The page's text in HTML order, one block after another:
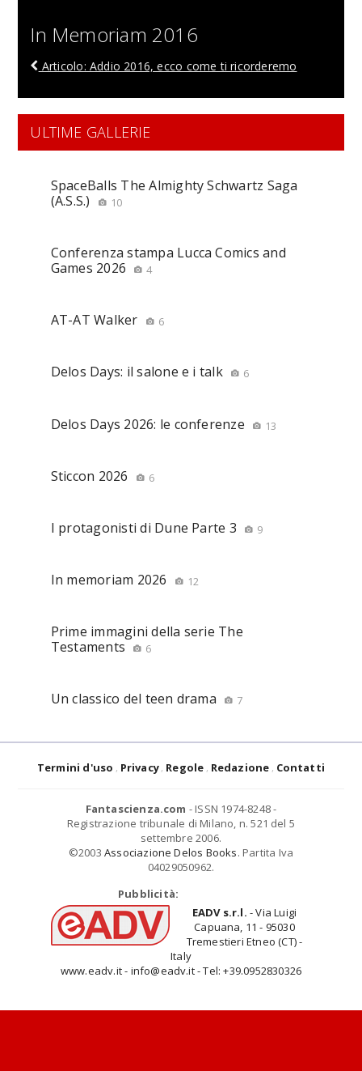
In Memoriam 2016
Articolo: Addio 2016, ecco come ti ricorderemo
ULTIME GALLERIE
SpaceBalls The Almighty Schwartz Saga
(A.S.S.)
10
Conferenza stampa Lucca Comics and
Games 2026
4
AT-AT Walker 6
Delos Days: il salone e i talk 6
Delos Days 2026: le conferenze 13
Sticcon 2026 6
I protagonisti di Dune Parte 3 9
In memoriam 2026 12
Prime immagini della serie The
Testaments
6
Un classico del teen drama 7
Termini d'uso Privacy Regole Redazione Contatti
Fantascienza.com - ISSN 1974-8248 -
Registrazione tribunale di Milano, n. 521 del 5
settembre 2006.
©2003 Associazione Delos Books. Partita Iva
04029050962.
Pubblicità:
EADV s.r.l. - Via Luigi
Capuana, 11 - 95030
Tremestieri Etneo (CT) -
Italy
www.eadv.it - info@eadv.it - Tel: +39.0952830326